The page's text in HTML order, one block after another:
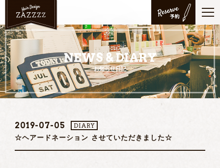
NEWS & DIARY
お知らせ日記
2019-07-05 DIARY
☆ヘアードネーション させていただきました☆